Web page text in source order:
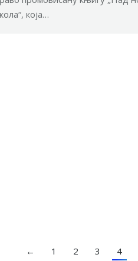
која…
← 1 2 3 4